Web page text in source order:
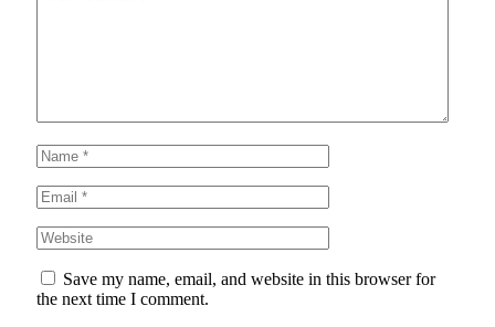
Save my name, email, and website in this browser for
the next time I comment.